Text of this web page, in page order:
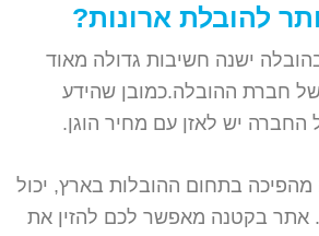
להובלת ארונות?
ישנה חשיבות גדולה מאוד
של חברת ההובלה.כמובן שהידע
החברה יש לאזן עם מחיר הוגן.
בתחום ההובלות בארץ, יכול
אתר בקטנה מאפשר לכם להזין את